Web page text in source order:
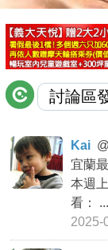
推薦景點
討論區
聯絡我們
APP下載
Kai
宜蘭
本週
看： ...
2025-